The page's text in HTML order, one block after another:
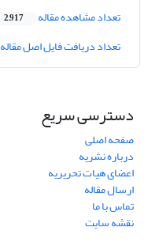
تعداد مشاهده مقاله 2,917
تعداد دریافت فایل اصل مقاله
دسترسی سریع
صفحه اصلی
درباره نشریه
اعضای هیات تحریریه
ارسال مقاله
تماس با ما
نقشه سایت